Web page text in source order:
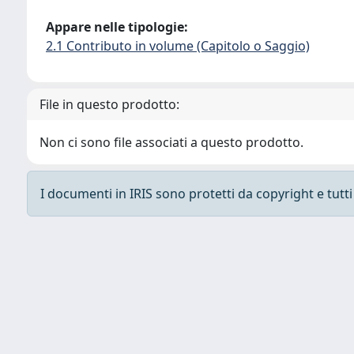
Appare nelle tipologie:
2.1 Contributo in volume (Capitolo o Saggio)
File in questo prodotto:
Non ci sono file associati a questo prodotto.
I documenti in IRIS sono protetti da copyright e